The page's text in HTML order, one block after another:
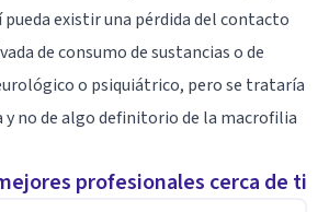
pueda existir una pérdida del contacto
de consumo de sustancias o de
o psiquiátrico, pero se trataría
y no de algo definitorio de la macrofilia
profesionales cerca de ti